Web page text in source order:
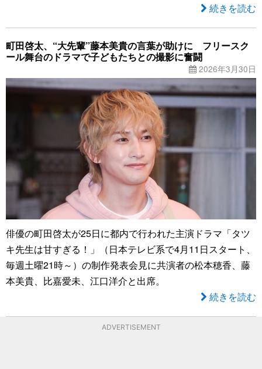
続きを読む
町田啓太、“大先輩”藤本美貴の言葉が助けに フリースク
ール舞台のドラマで子どもたちとの撮影に奮闘
2026年3月30日
俳優の町田啓太が25日に都内で行われた主演ドラマ「タツ
キ先生は甘すぎる！」（日本テレビ系で4月11日スタート、
毎週土曜21時～）の制作発表会見に共演者の松本穂香、藤
本美貴、比嘉愛未、江口洋介と出席。
続きを読む
ADVERTISEMENT